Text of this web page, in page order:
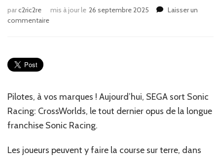
parc2ric2re mis à jour le 26 septembre 2025
Laisser un
commentairesur
disponible
Pilotes, à vos marques ! Aujourd’hui, SEGA sort Sonic
Racing: CrossWorlds, le tout dernier opus de la longue
franchise Sonic Racing.
Les joueurs peuvent y faire la course sur terre, dans